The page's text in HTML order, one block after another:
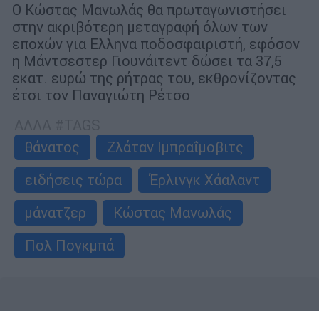
Ο Κώστας Μανωλάς θα πρωταγωνιστήσει
στην ακριβότερη µεταγραφή όλων των
εποχών για Ελληνα ποδοσφαιριστή, εφόσον
η Μάντσεστερ Γιουνάιτεντ δώσει τα 37,5
εκατ. ευρώ της ρήτρας του, εκθρονίζοντας
έτσι τον Παναγιώτη Ρέτσο
θάνατος
Ζλάταν Ιμπραΐμοβιτς
ειδήσεις τώρα
Έρλινγκ Χάαλαντ
μάνατζερ
Κώστας Μανωλάς
Πολ Πογκμπά